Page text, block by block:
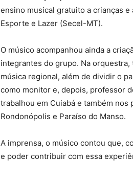
ensino musical gratuito a crianças
Esporte e Lazer (Secel-MT).
O músico acompanhou ainda a
integrantes do grupo. Na
música regional, além de dividir o
como monitor e, depois, professor
trabalhou em Cuiabá e também nos
Rondonópolis e Paraíso do Manso.
A imprensa, o músico contou que,
e poder contribuir com essa